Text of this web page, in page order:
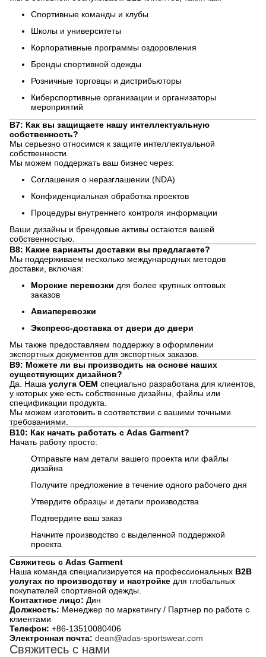
Спортивные команды и клубы
Школы и университеты
Корпоративные программы оздоровления
Бренды спортивной одежды
Розничные торговцы и дистрибьюторы
Киберспортивные организации и организаторы
мероприятий
В7: Как вы защищаете нашу интеллектуальную
собственность?
Мы серьезно относимся к защите интеллектуальной
собственности.
Мы можем поддержать ваш бизнес через:
Соглашения о неразглашении (NDA)
Конфиденциальная обработка проектов
Процедуры внутреннего контроля информации
Ваши дизайны и брендовые активы остаются вашей
собственностью.
В8: Какие варианты доставки вы предлагаете?
Мы поддерживаем несколько международных методов
доставки, включая:
Морские перевозки для более крупных оптовых
заказов
Авиаперевозки
Экспресс-доставка от двери до двери
Мы также предоставляем поддержку в оформлении
экспортных документов для экспортных заказов.
В9: Можете ли вы производить на основе наших
существующих дизайнов?
Да. Наша услуга OEM специально разработана для клиентов,
у которых уже есть собственные дизайны, файлы или
спецификации продукта.
Мы можем изготовить в соответствии с вашими точными
требованиями.
В10: Как начать работать с Adas Garment?
Начать работу просто:
Отправьте нам детали вашего проекта или файлы
дизайна
Получите предложение в течение одного рабочего дня
Утвердите образцы и детали производства
Подтвердите ваш заказ
Начните производство с выделенной поддержкой
проекта
Свяжитесь с Adas Garment
Наша команда специализируется на профессиональных B2B
услугах по производству и настройке для глобальных
покупателей спортивной одежды.
Контактное лицо: Дин
Должность: Менеджер по маркетингу / Партнер по работе с
клиентами
Телефон: +86-13510080406
Электронная почта: dean@adas-sportswear.com
Свяжитесь с нами